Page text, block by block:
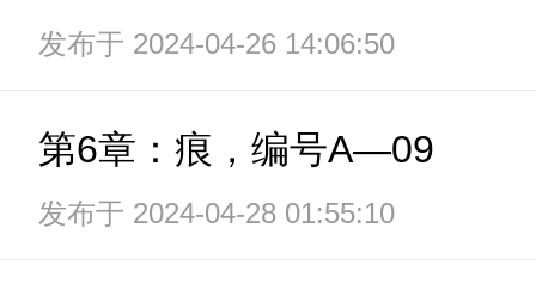
发布于 2024-04-26 14:06:50
第6章：痕，编号A—09
发布于 2024-04-28 01:55:10